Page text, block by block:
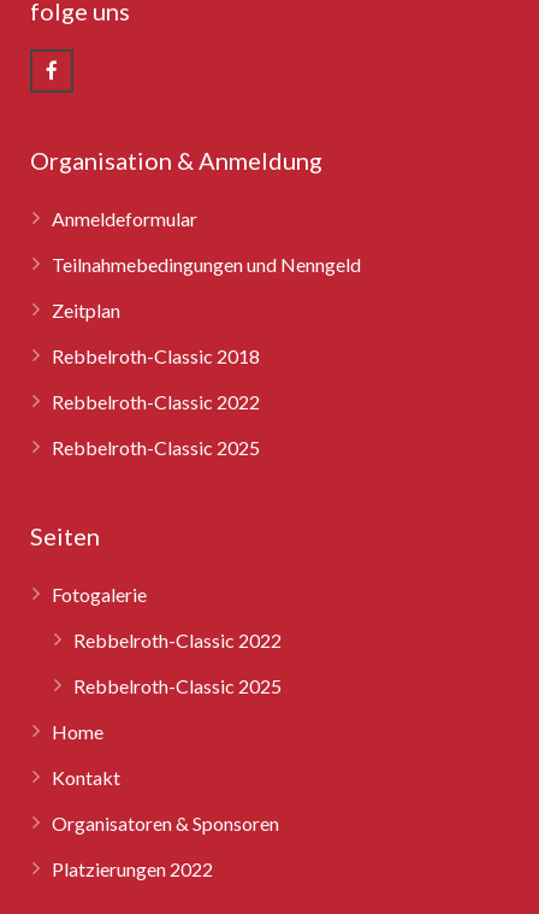
folge uns
Organisation & Anmeldung
Anmeldeformular
Teilnahmebedingungen und Nenngeld
Zeitplan
Rebbelroth-Classic 2018
Rebbelroth-Classic 2022
Rebbelroth-Classic 2025
Seiten
Fotogalerie
Rebbelroth-Classic 2022
Rebbelroth-Classic 2025
Home
Kontakt
Organisatoren & Sponsoren
Platzierungen 2022